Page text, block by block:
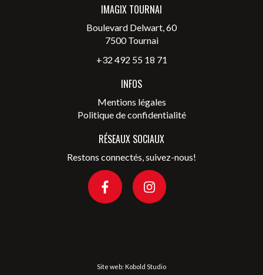
IMAGIX TOURNAI
Boulevard Delwart, 60
7500 Tournai
+32 492 55 18 71
INFOS
Mentions légales
Politique de confidentialité
RÉSEAUX SOCIAUX
Restons connectés, suivez-nous!
Site web: Kobold Studio